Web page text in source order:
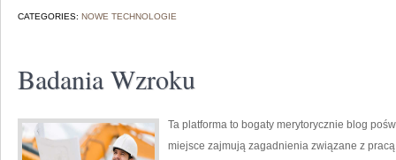
CATEGORIES: NOWE TECHNOLOGIE
Badania Wzroku
Ta platforma to bogaty merytorycznie blog
miejsce zajmują zagadnienia związane z